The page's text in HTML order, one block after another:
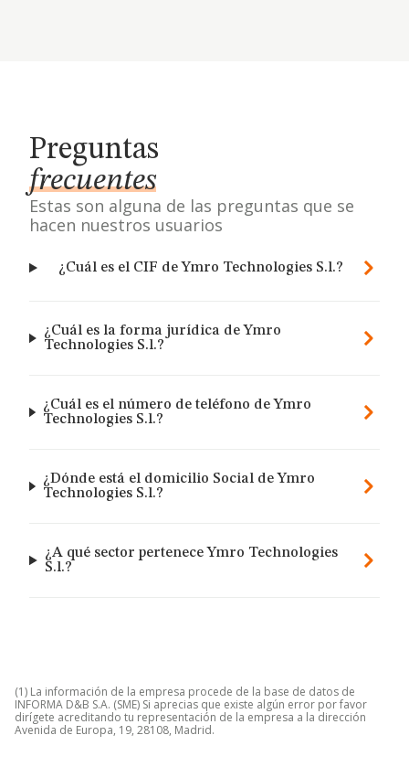
Preguntas
frecuentes
Estas son alguna de las preguntas que se
hacen nuestros usuarios
¿Cuál es el CIF de Ymro Technologies S.l.?
¿Cuál es la forma jurídica de Ymro
Technologies S.l.?
¿Cuál es el número de teléfono de Ymro
Technologies S.l.?
¿Dónde está el domicilio Social de Ymro
Technologies S.l.?
¿A qué sector pertenece Ymro Technologies
S.l.?
(1) La información de la empresa procede de la base de datos de
INFORMA D&B S.A. (SME) Si aprecias que existe algún error por favor
dirígete acreditando tu representación de la empresa a la dirección
Avenida de Europa, 19, 28108, Madrid.